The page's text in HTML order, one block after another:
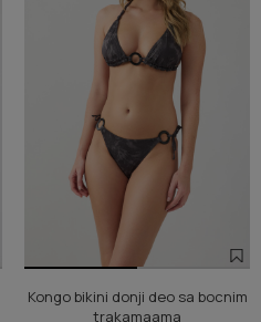
Kongo bikini donji deo sa bocnim
trakamaama